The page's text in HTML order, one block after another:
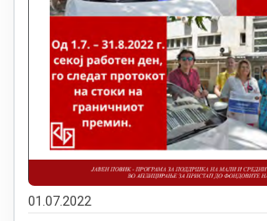
01.07.2022